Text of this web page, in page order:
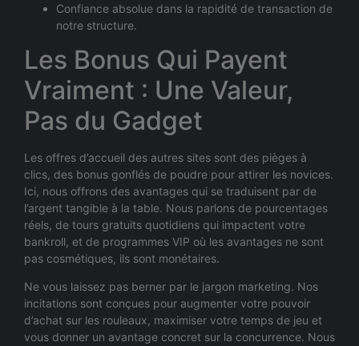
Confiance absolue dans la rapidité de transaction de
notre structure.
Les Bonus Qui Payent
Vraiment : Une Valeur,
Pas du Gadget
Les offres d’accueil des autres sites sont des pièges à
clics, des bonus gonflés de poudre pour attirer les novices.
Ici, nous offrons des avantages qui se traduisent par de
l’argent tangible à la table. Nous parlons de pourcentages
réels, de tours gratuits quotidiens qui impactent votre
bankroll, et de programmes VIP où les avantages ne sont
pas cosmétiques, ils sont monétaires.
Ne vous laissez pas berner par le jargon marketing. Nos
incitations sont conçues pour augmenter votre pouvoir
d’achat sur les rouleaux, maximiser votre temps de jeu et
vous donner un avantage concret sur la concurrence. Nous